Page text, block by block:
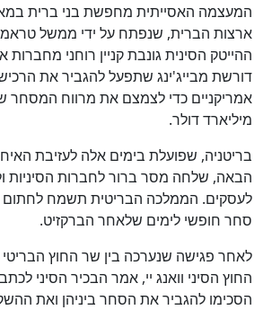
המעצמה האסייתית מחפשת בני ברית
ארצות הברית, שנפתח על ידי ממשל
ההייטק הסינית גונבת קניין רוחני מחברות
דורשת מבייג'ינג שתפעל להגביר את
מיליארד דולר.
בריטניה, שפועלת בימים אלה לעזיבת
הבאה, שלחה מסר ברור לחברות הסיניות
לעסקים. הממלכה הבריטית תשמח לחתום
סחר חופשי לימים שלאחר הברקזיט.
לאחר פגישה שנערכה בין שר החוץ
החוץ הסיני וואנג יי, אמר הבכיר הסיני
הסכימו להגביר את הסחר ביניהן ואת